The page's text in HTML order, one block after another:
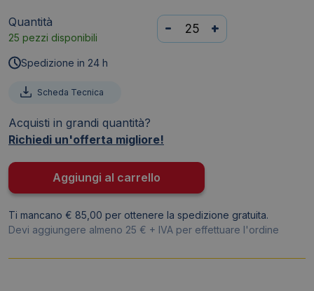
Quantità
25 pezzi disponibili
Cartellina
ad
257902
- +
Spedizione in 24 h
Scheda Tecnica
Acquisti in grandi quantità?
Richiedi un'offerta migliore!
Aggiungi al carrello
Ti mancano € 85,00 per ottenere la spedizione gratuita.
Devi aggiungere almeno 25 € + IVA per effettuare l'ordine